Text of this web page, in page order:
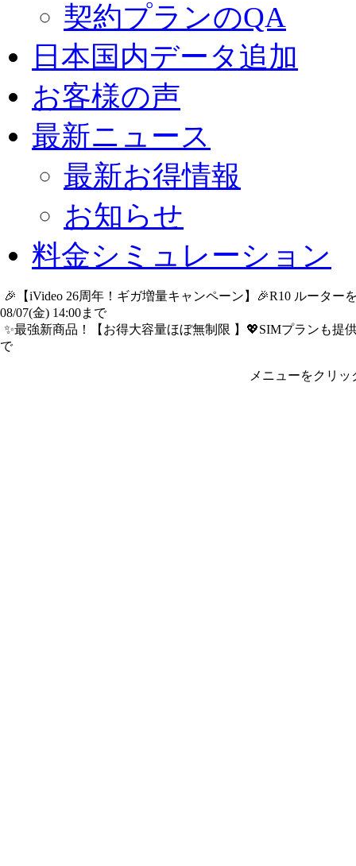
契約プランのQA
日本国内データ追加
お客様の声
最新ニュース
最新お得情報
お知らせ
料金シミュレーション
🎉【iVideo 26周年！ギガ増量キャンペーン】🎉R10 ルータ
08/07(金) 14:00まで
✨️最強新商品！【お得大容量ほぼ無制限 】💖SIMプランも提
で
メニューをクリ